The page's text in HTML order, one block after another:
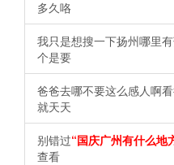
多久咯
我只是想搜一下扬州哪里
个是要
爸爸去哪不要这么感人啊
就天天
别错过“国庆广州有什么地
查看